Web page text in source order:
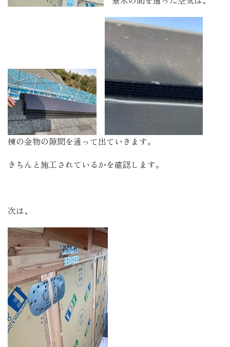
棟の金物の隙間を通って出ていきます。
きちんと施工されているかを確認します。
次は、